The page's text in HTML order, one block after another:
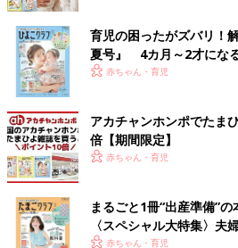
出典：Instagramアカウント「vanillamilk_」
ゆきさんはこちらのセパオールを購入
らしいですよね！そで部分のモコモコ
育児の困ったがズバリ！
夏号』 4カ月～2才にな
いっぱい！
赤ちゃん・育児
アカチャンホンポでたま
倍【期間限定】
赤ちゃん・育児
まるごと1冊“出産準備”の
〈スペシャル大特集〉夫
赤ちゃん・育児